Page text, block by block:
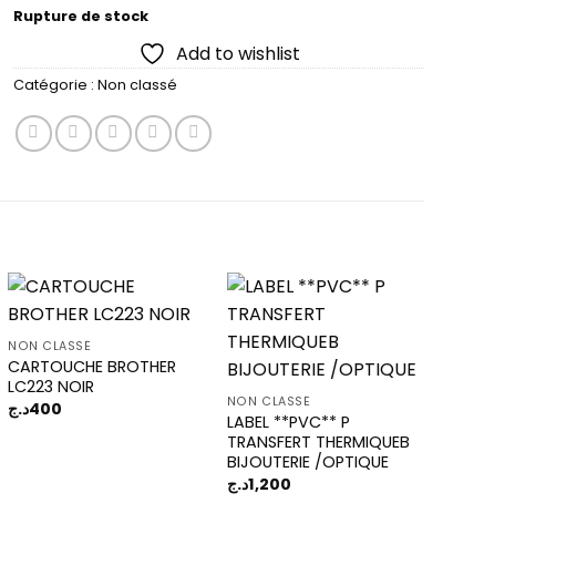
Rupture de stock
Add to wishlist
Catégorie :Non classé
Add to
NON CLASSÉ
CARTOUCHE BROTHER
LC223 NOIR
400د.ج
Add to
NON CLASSÉ
LABEL **PVC** P
TRANSFERT THERMIQUEB
BIJOUTERIE /OPTIQUE
1,200د.ج